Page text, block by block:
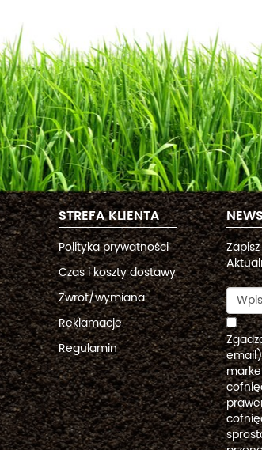
STREFA KLIENTA
Polityka prywatności
Czas i koszty dostawy
Zwrot/wymiana
Reklamacje
Regulamin